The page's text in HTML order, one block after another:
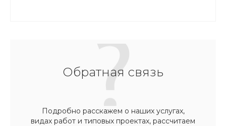
Обратная связь
Подробно расскажем о наших услугах,
видах работ и типовых проектах, рассчитаем